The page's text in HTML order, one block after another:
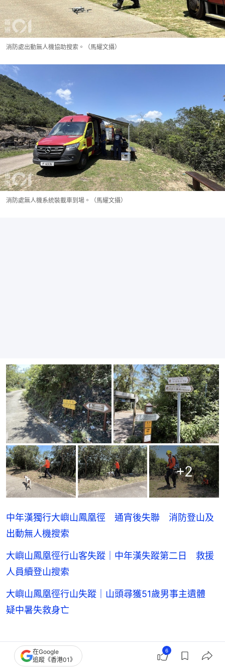
消防處出動無人機協助搜索。（馬耀文攝）
消防處無人機系統裝載車到場。（馬耀文攝）
+2
中年漢獨行大嶼山鳳凰徑 通宵後失聯 消防登山及
出動無人機搜索
大嶼山鳳凰徑行山客失蹤｜中年漢失蹤第二日 救援
人員續登山搜索
大嶼山鳳凰徑行山失蹤｜山頭尋獲51歲男事主遺體
疑中暑失救身亡
在Google
追蹤《香港01》
6